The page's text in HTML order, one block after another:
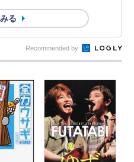
る
Recommended by